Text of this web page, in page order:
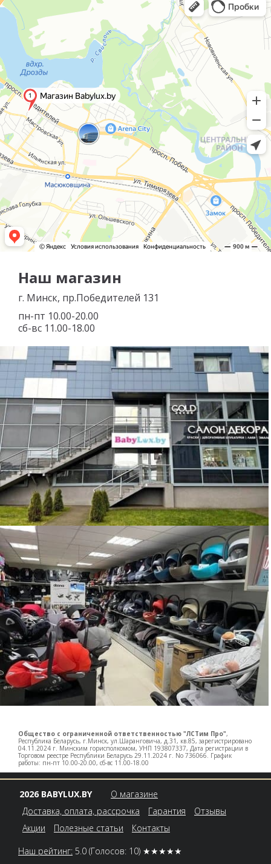
Наш магазин
г. Минск, пр.Победителей 131
пн-пт 10.00-20.00
сб-вс 11.00-18.00
Общество с ограниченной ответственностью "ЛСТим Про",
Республика Беларусь, г.Минск, ул.Шаранговича, д.31, кв.85, зарегистрировано
04.11.2024 г. Минским горисполкомом, УНП 193807337, Дата регистрации в
Торговом реестре Республики Беларусь 29.11.2024 г. No 736066. График
работы: пн-пт 10.00-20.00, сб-вс 11.00-18.00
2026 BABYLUX.BY
О магазине
Доставка, оплата, рассрочка
Гарантия
Отзывы
Акции
Полезные статьи
Контакты
Наш рейтинг: 5.0 (Голосов: 10) ★★★★★